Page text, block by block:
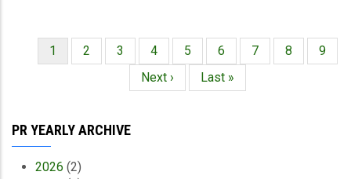
Paginación
Página
actual
1 Página
2 Página
3 Página
4 Página
5 Página
6 Página
7 Página
8
9
Siguiente
página
Next ›
Última
página
Last »
PR YEARLY ARCHIVE
2026 (2)